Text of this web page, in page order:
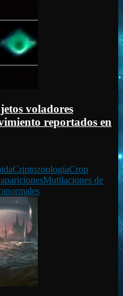
voladores
reportados en
CriptozoologíaCrop
Mutilaciones de